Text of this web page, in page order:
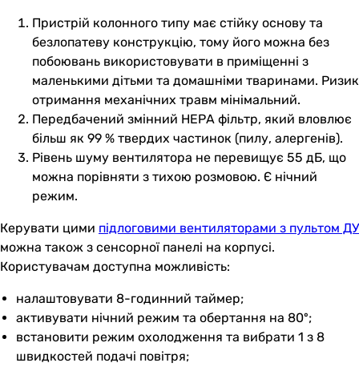
Пристрій колонного типу має стійку основу та
безлопатеву конструкцію, тому його можна без
побоювань використовувати в приміщенні з
маленькими дітьми та домашніми тваринами. Ризик
отримання механічних травм мінімальний.
Передбачений змінний НЕРА фільтр, який вловлює
більш як 99 % твердих частинок (пилу, алергенів).
Рівень шуму вентилятора не перевищує 55 дБ, що
можна порівняти з тихою розмовою. Є нічний
режим.
Керувати цими підлоговими вентиляторами з пультом ДУ
можна також з сенсорної панелі на корпусі.
Користувачам доступна можливість:
налаштовувати 8-годинний таймер;
активувати нічний режим та обертання на 80º;
встановити режим охолодження та вибрати 1 з 8
швидкостей подачі повітря;